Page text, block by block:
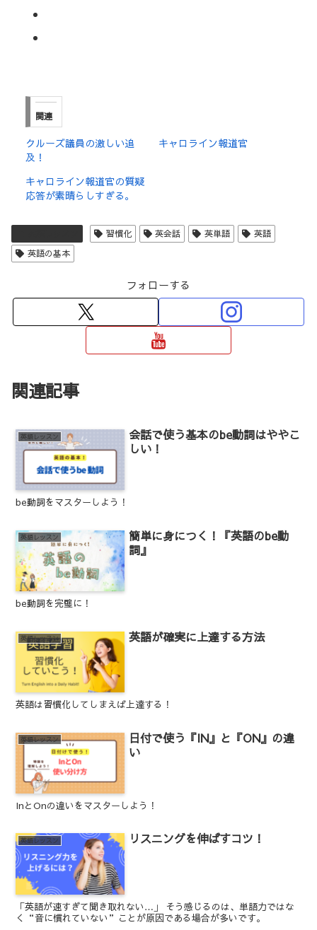
関連
クルーズ議員の激しい追
及！
キャロライン報道官
キャロライン報道官の質疑
応答が素晴らしすぎる。
習慣化 英会話 英単語
英語
英語の基本
フォローする
関連記事
英語レッスン
会話で使う基本のbe動詞はややこ
しい！
be動詞をマスターしよう！
英語レッスン
簡単に身につく！『英語のbe動
詞』
be動詞を完璧に！
英語レッスン 英語が確実に上達する方法
英語は習慣化してしまえば上達する！
英語レッスン
日付で使う『IN』と『ON』の違
い
InとOnの違いをマスターしよう！
英語レッスン リスニングを伸ばすコツ！
「英語が速すぎて聞き取れない…」 そう感じるのは、単語力ではな
く“音に慣れていない”ことが原因である場合が多いです。